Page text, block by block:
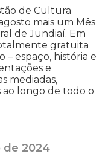
de Cultura
mais um Mês
de Jundiaí. Em
gratuita
– espaço, história e
e
mediadas,
ao longo de todo o
de 2024